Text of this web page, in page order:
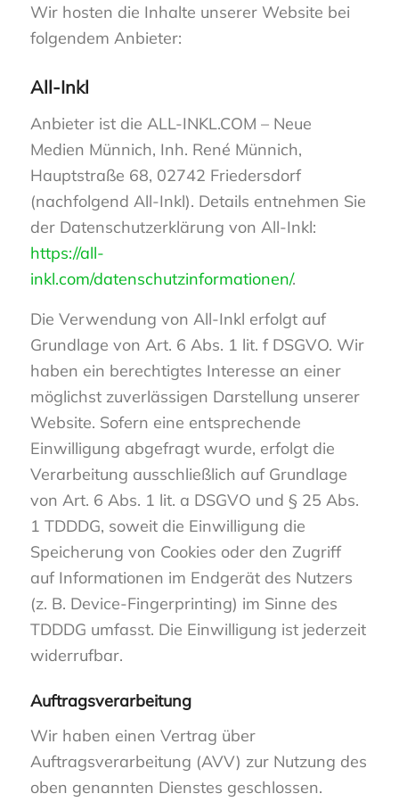
Wir hosten die Inhalte unserer Website bei
folgendem Anbieter:
All-Inkl
Anbieter ist die ALL-INKL.COM – Neue
Medien Münnich, Inh. René Münnich,
Hauptstraße 68, 02742 Friedersdorf
(nachfolgend All-Inkl). Details entnehmen Sie
der Datenschutzerklärung von All-Inkl:
https://all-
inkl.com/datenschutzinformationen/.
Die Verwendung von All-Inkl erfolgt auf
Grundlage von Art. 6 Abs. 1 lit. f DSGVO. Wir
haben ein berechtigtes Interesse an einer
möglichst zuverlässigen Darstellung unserer
Website. Sofern eine entsprechende
Einwilligung abgefragt wurde, erfolgt die
Verarbeitung ausschließlich auf Grundlage
von Art. 6 Abs. 1 lit. a DSGVO und § 25 Abs.
1 TDDDG, soweit die Einwilligung die
Speicherung von Cookies oder den Zugriff
auf Informationen im Endgerät des Nutzers
(z. B. Device-Fingerprinting) im Sinne des
TDDDG umfasst. Die Einwilligung ist jederzeit
widerrufbar.
Auftragsverarbeitung
Wir haben einen Vertrag über
Auftragsverarbeitung (AVV) zur Nutzung des
oben genannten Dienstes geschlossen.